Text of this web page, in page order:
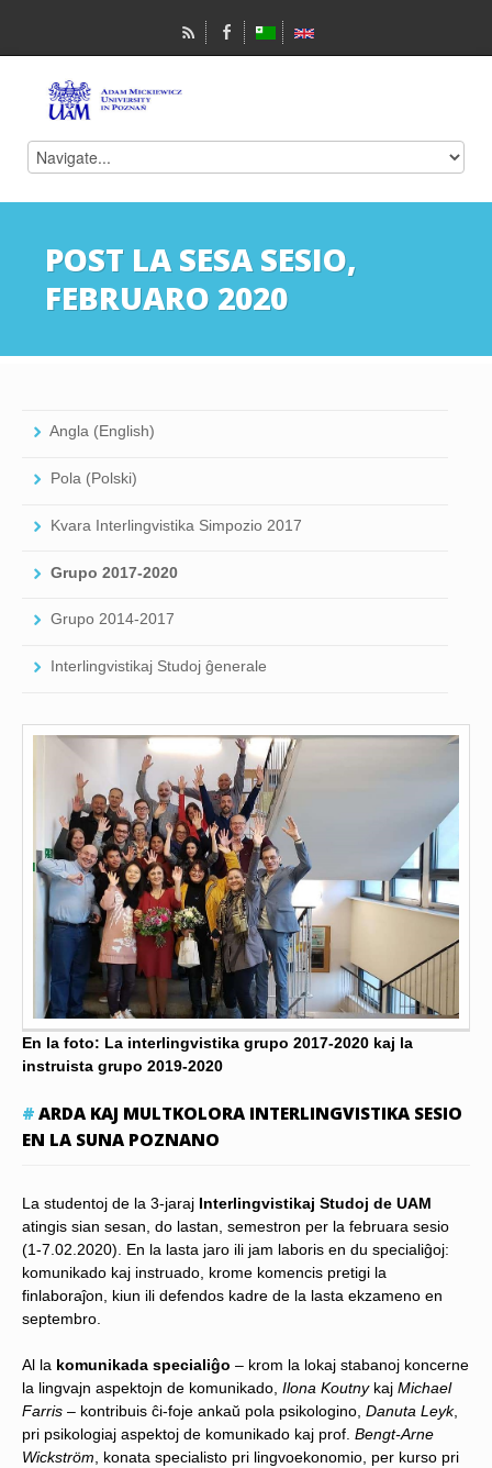
POST LA SESA SESIO,
FEBRUARO 2020
Angla (English)
Pola (Polski)
Kvara Interlingvistika Simpozio 2017
Grupo 2017-2020
Grupo 2014-2017
Interlingvistikaj Studoj ĝenerale
En la foto: La interlingvistika grupo 2017-2020 kaj la
instruista grupo 2019-2020
ARDA KAJ MULTKOLORA INTERLINGVISTIKA SESIO
EN LA SUNA POZNANO
La studentoj de la 3-jaraj Interlingvistikaj Studoj de UAM
atingis sian sesan, do lastan, semestron per la februara sesio
(1-7.02.2020). En la lasta jaro ili jam laboris en du specialiĝoj:
komunikado kaj instruado, krome komencis pretigi la
finlaboraĵon, kiun ili defendos kadre de la lasta ekzameno en
septembro.
Al la komunikada specialiĝo – krom la lokaj stabanoj koncerne
la lingvajn aspektojn de komunikado, Ilona Koutnykaj Michael
Farris – kontribuis ĉi-foje ankaŭ pola psikologino, Danuta Leyk,
pri psikologiaj aspektoj de komunikado kaj prof. Bengt-Arne
Wickström , konata specialisto pri lingvoekonomio, per kurso pri